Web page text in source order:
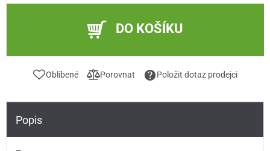
DO KOŠÍKU
Oblíbené Porovnat Položit dotaz prodejci
Popis